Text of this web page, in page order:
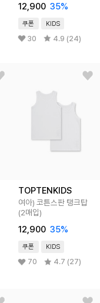
12,900 35%
쿠폰 KIDS
30 4.9 (24)
TOPTENKIDS
여아) 코튼스판 탱크탑
(2매입)
12,900 35%
쿠폰 KIDS
70 4.7 (27)